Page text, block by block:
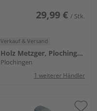
29,99 € / Stk.
Verkauf & Versand
Holz Metzger, Plochingen
Plochingen
1 weiterer Händler